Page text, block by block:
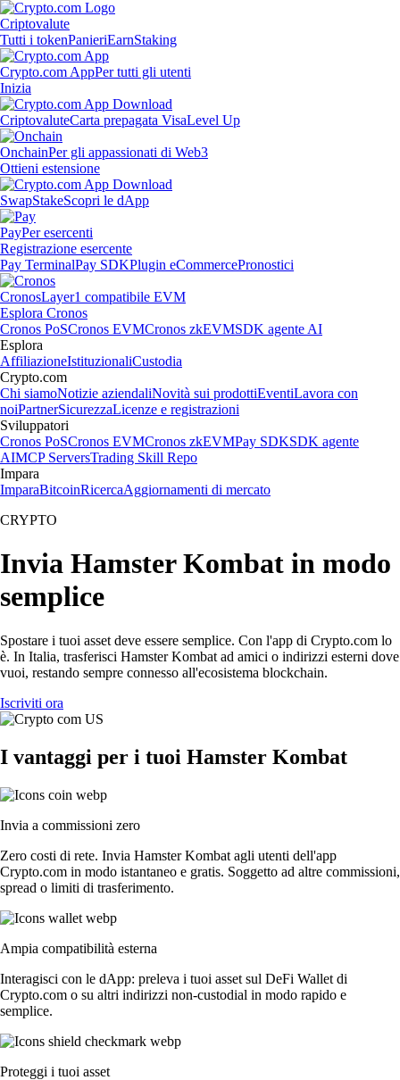
Criptovalute
Tutti i tokenPanieriEarnStaking
Crypto.com AppPer tutti gli utenti
Inizia
CriptovaluteCarta prepagata VisaLevel Up
OnchainPer gli appassionati di Web3
Ottieni estensione
SwapStakeScopri le dApp
PayPer esercenti
Registrazione esercente
Pay TerminalPay SDKPlugin eCommercePronostici
CronosLayer1 compatibile EVM
Esplora Cronos
Cronos PoSCronos EVMCronos zkEVMSDK agente AI
Esplora
AffiliazioneIstituzionaliCustodia
Crypto.com
Chi siamoNotizie aziendaliNovità sui prodottiEventiLavora con
noiPartnerSicurezzaLicenze e registrazioni
Sviluppatori
Cronos PoSCronos EVMCronos zkEVMPay SDKSDK agente
AIMCP ServersTrading Skill Repo
Impara
ImparaBitcoinRicercaAggiornamenti di mercato
CRYPTO
Invia Hamster Kombat in modo
semplice
Spostare i tuoi asset deve essere semplice. Con l'app di Crypto.com lo
è. In Italia, trasferisci Hamster Kombat ad amici o indirizzi esterni dove
vuoi, restando sempre connesso all'ecosistema blockchain.
Iscriviti ora
I vantaggi per i tuoi Hamster Kombat
Invia a commissioni zero
Zero costi di rete. Invia Hamster Kombat agli utenti dell'app
Crypto.com in modo istantaneo e gratis. Soggetto ad altre commissioni,
spread o limiti di trasferimento.
Ampia compatibilità esterna
Interagisci con le dApp: preleva i tuoi asset sul DeFi Wallet di
Crypto.com o su altri indirizzi non-custodial in modo rapido e
semplice.
Proteggi i tuoi asset